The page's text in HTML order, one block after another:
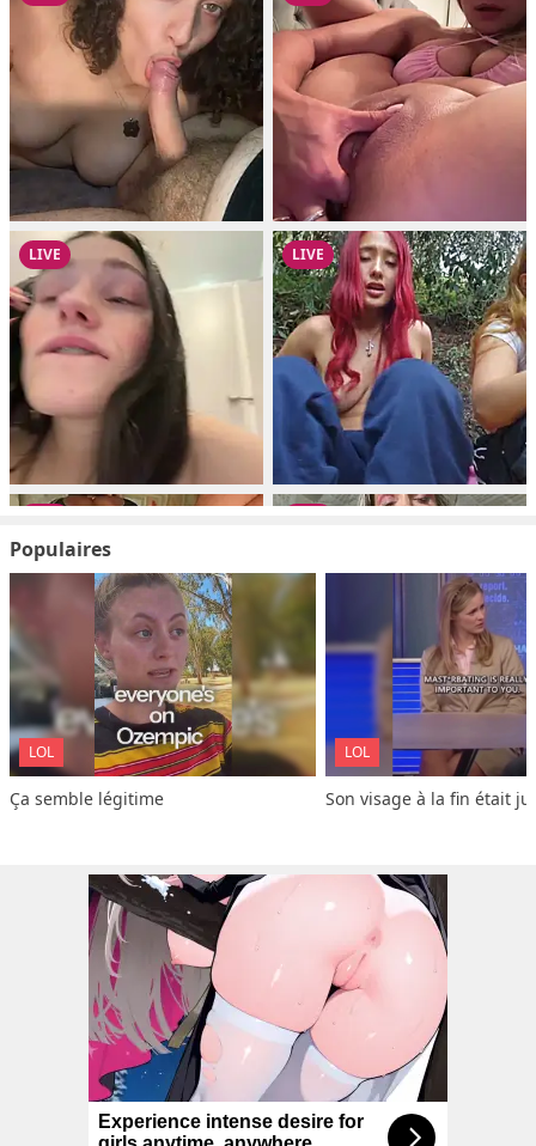
Populaires
LOL
Ça semble légitime
LOL
Son visage à la fin était